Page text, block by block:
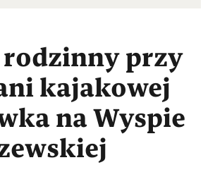
przy
kajakowej
na Wyspie